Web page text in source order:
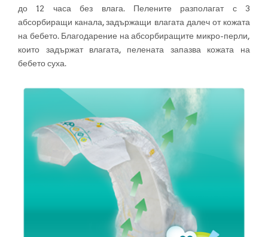
до 12 часа без влага. Пелените разполагат с 3
абсорбиращи канала, задържащи влагата далеч от кожата
на бебето. Благодарение на абсорбиращите микро-перли,
които задържат влагата, пелената запазва кожата на
бебето суха.